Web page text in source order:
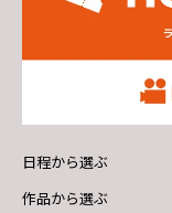
日程から選ぶ
作品から選ぶ